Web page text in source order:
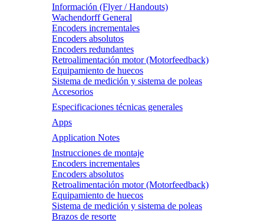
Información (Flyer / Handouts)
Wachendorff General
Encoders incrementales
Encoders absolutos
Encoders redundantes
Retroalimentación motor (Motorfeedback)
Equipamiento de huecos
Sistema de medición y sistema de poleas
Accesorios
Especificaciones técnicas generales
Apps
Application Notes
Instrucciones de montaje
Encoders incrementales
Encoders absolutos
Retroalimentación motor (Motorfeedback)
Equipamiento de huecos
Sistema de medición y sistema de poleas
Brazos de resorte